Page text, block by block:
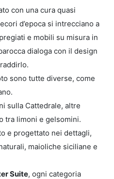
con una cura quasi
d’epoca si intrecciano a
e mobili su misura in
dialoga con il design
sono tutte diverse, come
sulla Cattedrale, altre
tra limoni e gelsomini.
e progettato nei dettagli,
maioliche siciliane e
Suite, ogni categoria